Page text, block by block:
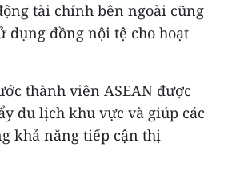
tài chính bên ngoài cũng
dụng đồng nội tệ cho hoạt
thành viên ASEAN được
du lịch khu vực và giúp các
khả năng tiếp cận thị